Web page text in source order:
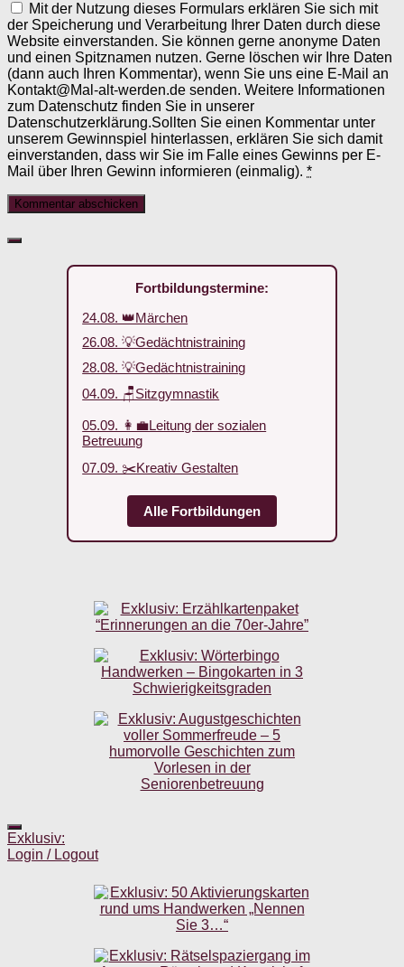
Mit der Nutzung dieses Formulars erklären Sie sich mit
der Speicherung und Verarbeitung Ihrer Daten durch diese
Website einverstanden. Sie können gerne anonyme Daten
und einen Spitznamen nutzen. Gerne löschen wir Ihre Daten
(dann auch Ihren Kommentar), wenn Sie uns eine E-Mail an
Kontakt@Mal-alt-werden.de senden. Weitere Informationen
zum Datenschutz finden Sie in unserer
Datenschutzerklärung.Sollten Sie einen Kommentar unter
unserem Gewinnspiel hinterlassen, erklären Sie sich damit
einverstanden, dass wir Sie im Falle eines Gewinns per E-
Mail über Ihren Gewinn informieren (einmalig). *
Fortbildungstermine:
24.08. 👑Märchen
26.08. 💡Gedächtnistraining
28.08. 💡Gedächtnistraining
04.09. 🪑Sitzgymnastik
05.09. 👩‍💼Leitung der sozialen
Betreuung
07.09. ✂️Kreativ Gestalten
Alle Fortbildungen
Exklusiv:
Login / Logout